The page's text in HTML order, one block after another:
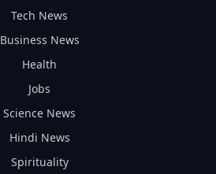
Tech News
Business News
Health
Jobs
Science News
Hindi News
Spirituality